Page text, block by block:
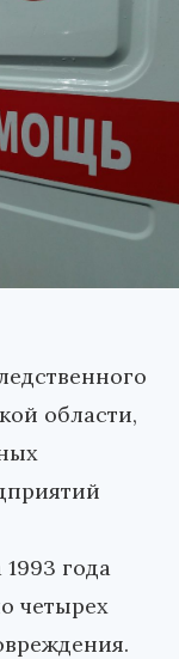
области,
года
четырех